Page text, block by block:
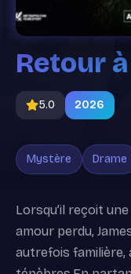
Retour
5.0 2026
Mystère Drame
Lorsqu’il reçoit
amour perdu,
autrefois familière,